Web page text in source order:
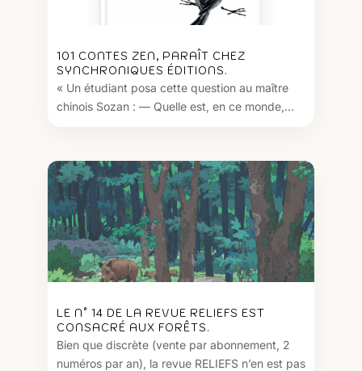
101 CONTES ZEN, PARAÎT CHEZ
SYNCHRONIQUES ÉDITIONS.
« Un étudiant posa cette question au maître
chinois Sozan : — Quelle est, en ce monde,...
LE N° 14 DE LA REVUE RELIEFS EST
CONSACRÉ AUX FORÊTS.
Bien que discrète (vente par abonnement, 2
numéros par an), la revue RELIEFS n’en est pas